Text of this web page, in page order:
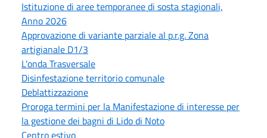
Istituzione di aree temporanee di sosta stagionali,
Anno 2026
Approvazione di variante parziale al p.r.g. Zona
artigianale D1/3
L'onda Trasversale
Disinfestazione territorio comunale
Deblattizzazione
Proroga termini per la Manifestazione di interesse per
la gestione dei bagni di Lido di Noto
Centro estivo